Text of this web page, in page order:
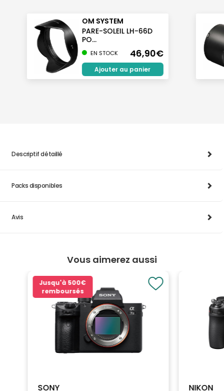
OM SYSTEM
PARE-SOLEIL LH-66D
PO...
46,90€
EN STOCK
Ajouter au panier
Descriptif détaillé
Packs disponibles
Avis
Vous aimerez aussi
Jusqu'à 500€
remboursés
SONY NIKON